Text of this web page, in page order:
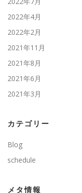
2022年4月
2022年2月
2021年11月
2021年8月
2021年6月
2021年3月
カテゴリー
Blog
schedule
メタ情報